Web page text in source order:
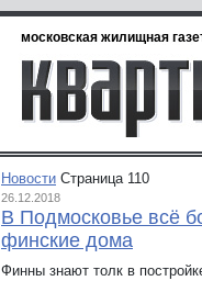
московская жилищная
Новости Страница 110
26.12.2018
В Подмосковье всё
финские дома
Финны знают толк в